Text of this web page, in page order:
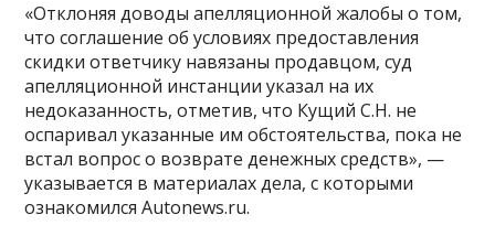
«Отклоняя доводы апелляционной жалобы о том,
что соглашение об условиях предоставления
скидки ответчику навязаны продавцом, суд
апелляционной инстанции указал на их
недоказанность, отметив, что Кущий С.Н. не
оспаривал указанные им обстоятельства, пока не
встал вопрос о возврате денежных средств», —
указывается в материалах дела, с которыми
ознакомился Autonews.ru.